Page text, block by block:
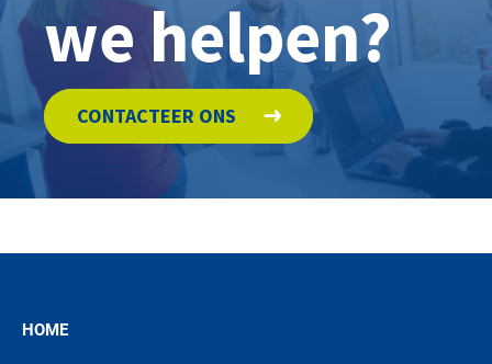
we helpen?
CONTACTEER ONS
HOME